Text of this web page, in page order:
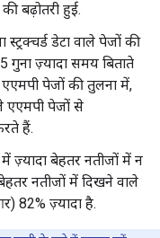
बढ़ोतरी हुई.
डेटा वाले पेजाें की
गुना ज़्यादा समय बिताते
पेजाें की तुलना में,
एएमपी पेजाें से
हैं.
ज़्यादा बेहतर नतीजाें में न
नतीजाें में दिखने वाले
82% ज़्यादा है.